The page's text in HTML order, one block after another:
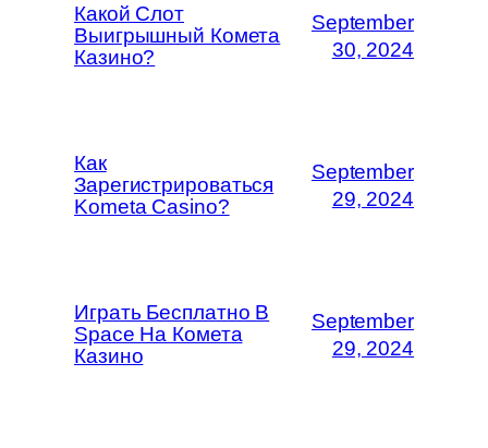
Какой Слот
Выигрышный Комета
Казино?
September
30, 2024
Как
Зарегистрироваться
Kometa Casino?
September
29, 2024
Играть Бесплатно В
Space На Комета
Казино
September
29, 2024